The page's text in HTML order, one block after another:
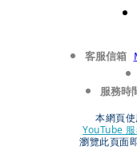
客服信箱
服務時
本網頁使
YouTube
瀏覽此頁面